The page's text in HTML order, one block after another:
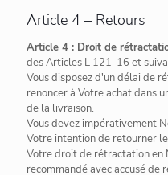
Article 4 – Retours
Article 4 : Droit de
des Articles L 121-16 et
Vous disposez d'un délai de
renoncer à Votre achat dans
de la livraison.
Vous devez impérativement
Votre intention de retourner
Votre droit de rétractation
recommandé avec accusé de